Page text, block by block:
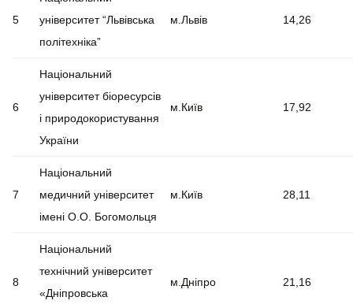
5
університет “Львівська
політехніка”
м.Львів 14,26
6
Національний
університет біоресурсів
і природокористування
України
м.Київ 17,92
7
Національний
медичний університет
імені О.О. Богомольця
м.Київ 28,11
8
Національний
технічний університет
«Дніпровська
м.Дніпро 21,16